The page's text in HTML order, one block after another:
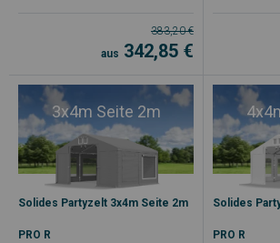
383,20€
aus 342,85 €
3x4m Seite 2m
Solides Partyzelt 3x4m Seite 2m
PRO R
Solides
PRO R